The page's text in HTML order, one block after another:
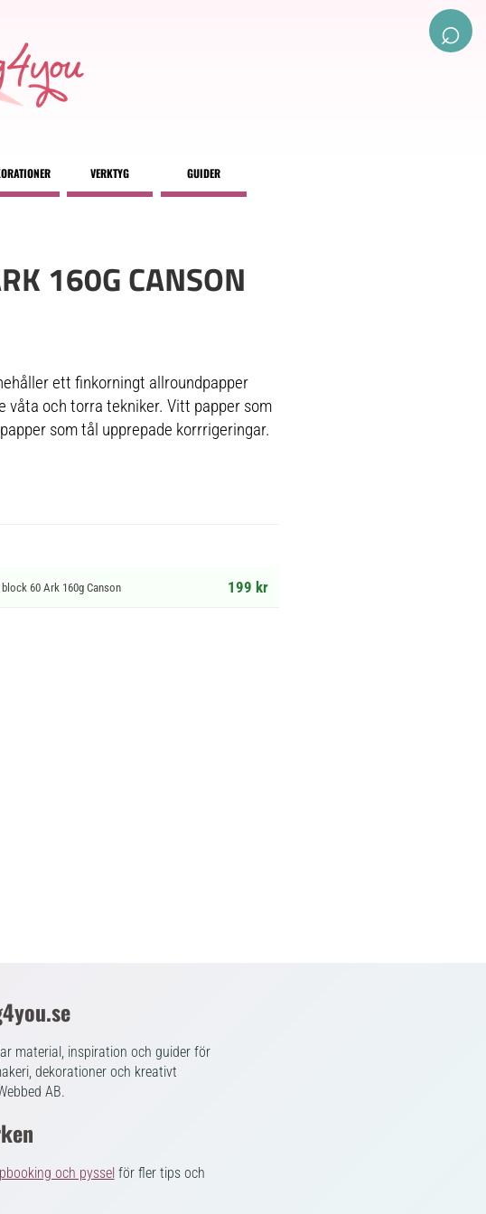
⌕
VERKTYG GUIDER
160G CANSON
ett finkorningt allroundpapper
våta och torra tekniker. Vitt papper som
som tål upprepade korrrigeringar.
60 Ark 160g Canson 199 kr
material, inspiration och guider för
dekorationer och kreativt
AB.
och pyssel för fler tips och